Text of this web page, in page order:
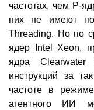
частотах, чем P-
них не имеют
Threading. Но по
ядер Intel Xeon,
ядра
инструкций за
частоте в
агентного ИИ